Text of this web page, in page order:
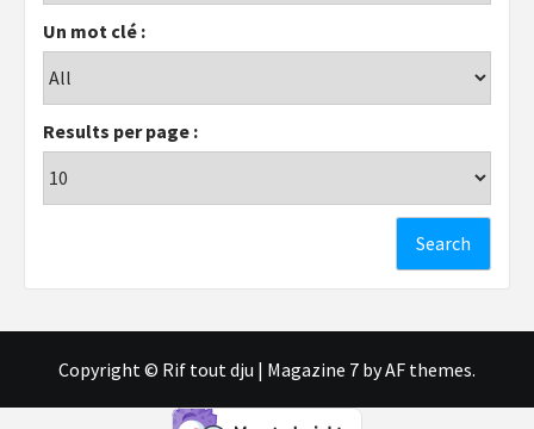
Un mot clé :
Results per page :
Copyright © Rif tout dju | Magazine 7 by AF themes.